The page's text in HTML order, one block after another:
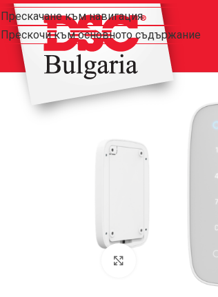
Прескачане към навигация
Прескочи към основното съдържание